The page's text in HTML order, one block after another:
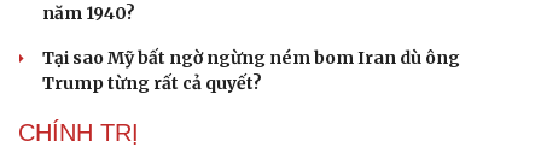
năm 1940?
Tại sao Mỹ bất ngờ ngừng ném bom Iran dù ông
Trump từng rất cả quyết?
CHÍNH TRỊ